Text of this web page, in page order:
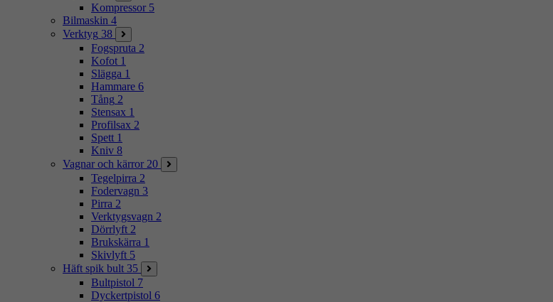
Kompressor 5
Bilmaskin 4
Verktyg 38
Fogspruta 2
Kofot 1
Slägga 1
Hammare 6
Tång 2
Stensax 1
Profilsax 2
Spett 1
Kniv 8
Vagnar och kärror 20
Tegelpirra 2
Fodervagn 3
Pirra 2
Verktygsvagn 2
Dörrlyft 2
Brukskärra 1
Skivlyft 5
Häft spik bult 35
Bultpistol 7
Dyckertpistol 6